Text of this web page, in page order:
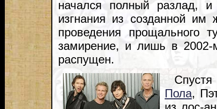
начался полный разлад,
изгнания из созданной
проведения прощального
замирение, и лишь в
распущен.
Пола,